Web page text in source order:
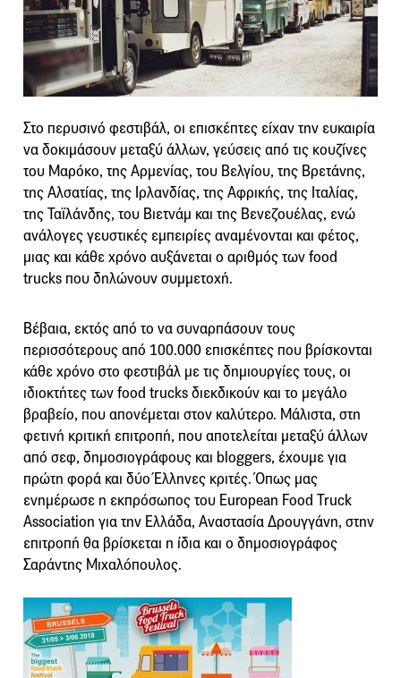
Στο περυσινό φεστιβάλ, οι επισκέπτες είχαν την ευκαιρία
να δοκιμάσουν μεταξύ άλλων, γεύσεις από τις κουζίνες
του Μαρόκο, της Αρμενίας, του Βελγίου, της Βρετάνης,
της Αλσατίας, της Ιρλανδίας, της Αφρικής, της Ιταλίας,
της Ταϊλάνδης, του Βιετνάμ και της Βενεζουέλας, ενώ
ανάλογες γευστικές εμπειρίες αναμένονται και φέτος,
μιας και κάθε χρόνο αυξάνεται ο αριθμός των food
trucks που δηλώνουν συμμετοχή.
Βέβαια, εκτός από το να συναρπάσουν τους
περισσότερους από 100.000 επισκέπτες που βρίσκονται
κάθε χρόνο στο φεστιβάλ με τις δημιουργίες τους, οι
ιδιοκτήτες των food trucks διεκδικούν και το μεγάλο
βραβείο, που απονέμεται στον καλύτερο. Μάλιστα, στη
φετινή κριτική επιτροπή, που αποτελείται μεταξύ άλλων
από σεφ, δημοσιογράφους και bloggers, έχουμε για
πρώτη φορά και δύο Έλληνες κριτές. Όπως μας
ενημέρωσε η εκπρόσωπος του European Food Truck
Association για την Ελλάδα, Αναστασία Δρουγγάνη, στην
επιτροπή θα βρίσκεται η ίδια και ο δημοσιογράφος
Σαράντης Μιχαλόπουλος.